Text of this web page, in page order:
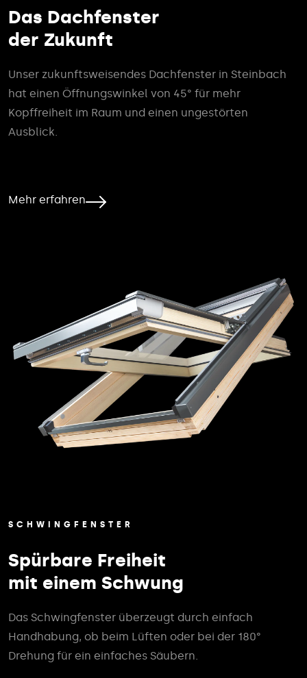
Das Dachfenster
der Zukunft
Unser zukunftsweisendes Dachfenster in Steinbach
hat einen Öffnungswinkel von 45° für mehr
Kopffreiheit im Raum und einen ungestörten
Ausblick.
Mehr erfahren
SCHWINGFENSTER
Spürbare Freiheit
mit einem Schwung
Das Schwingfenster überzeugt durch einfach
Handhabung, ob beim Lüften oder bei der 180°
Drehung für ein einfaches Säubern.